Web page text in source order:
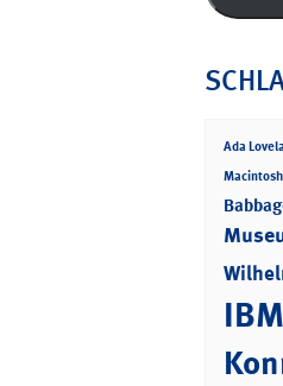
Ada
Macintosh
IBM